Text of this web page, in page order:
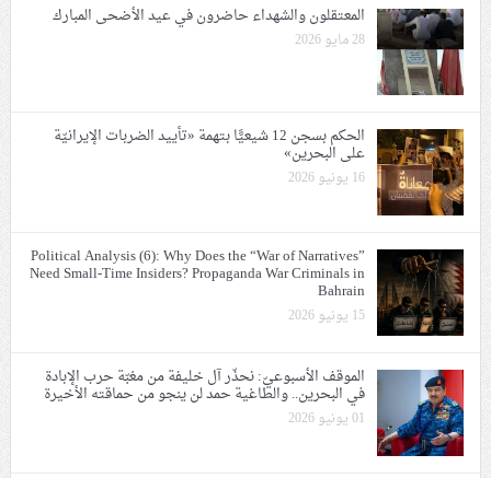
المعتقلون والشهداء حاضرون في عيد الأضحى المبارك
28 مايو 2026
الحكم بسجن 12 شيعيًّا بتهمة «تأييد الضربات الإيرانيّة
على البحرين»
16 يونيو 2026
Political Analysis (6): Why Does the “War of Narratives”
Need Small-Time Insiders? Propaganda War Criminals in
Bahrain
15 يونيو 2026
الموقف الأسبوعيّ: نحذّر آل خليفة من مغبّة حرب الإبادة
في البحرين.. والطاغية حمد لن ينجو من حماقته الأخيرة
01 يونيو 2026